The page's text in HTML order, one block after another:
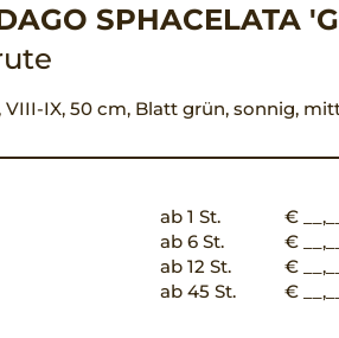
SPHACELATA
VIII-IX, 50 cm, Blatt grün, sonnig,
ab 1 St.
€ __,__
ab 6 St.
€ __,__
ab 12 St.
€ __,__
ab 45 St.
€ __,__